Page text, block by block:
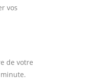
vos
de votre